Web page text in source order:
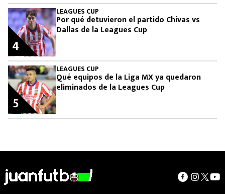
LEAGUES CUP
Por qué detuvieron el partido Chivas vs
Dallas de la Leagues Cup
4
LEAGUES CUP
Qué equipos de la Liga MX ya quedaron
eliminados de la Leagues Cup
5